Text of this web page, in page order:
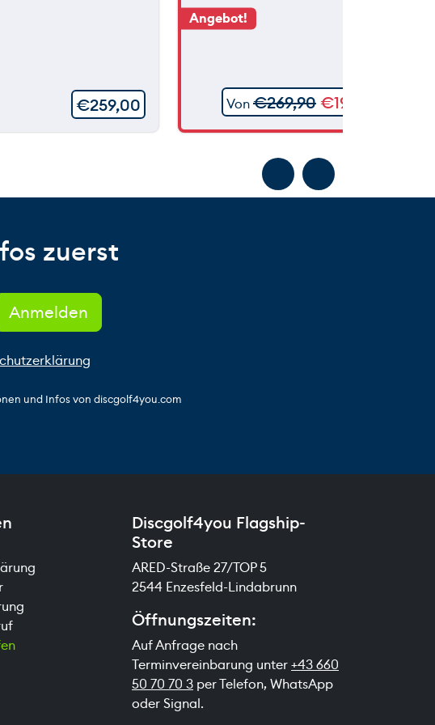
€259,00
Angebot!
Von€269,90€199,90
zuerst
und Infos von discgolf4you.com
Discgolf4you Flagship-
Store
ARED-Straße 27/TOP 5
2544 Enzesfeld-Lindabrunn
Öffnungszeiten:
Auf Anfrage nach
Terminvereinbarung unter+43 660
50 70 70 3 per Telefon, WhatsApp
oder Signal.